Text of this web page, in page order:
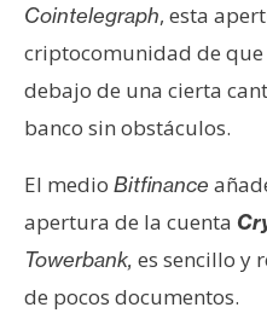
Cointelegraph, esta
criptocomunidad de
debajo de una cierta
banco sin obstáculos.
El medio Bitfinance
apertura de la cuenta
Towerbank, es sencillo y
de pocos documentos.